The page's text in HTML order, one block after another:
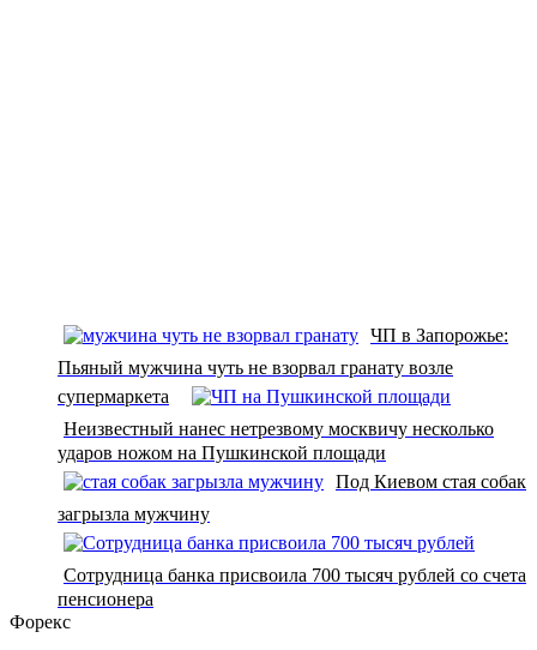
ЧП в Запорожье:
Пьяный мужчина чуть не взорвал гранату возле
супермаркета
Неизвестный нанес нетрезвому москвичу несколько
ударов ножом на Пушкинской площади
Под Киевом стая собак
загрызла мужчину
Сотрудница банка присвоила 700 тысяч рублей со счета
пенсионера
Форекс